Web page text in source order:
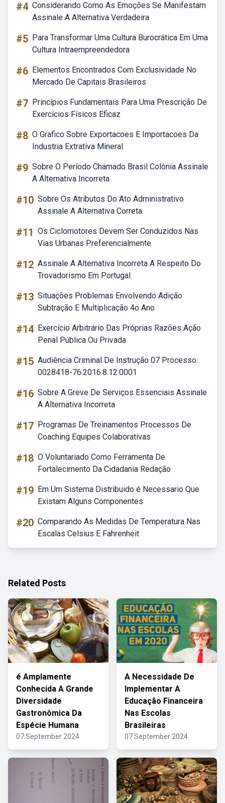
#4 Considerando Como As Emoções Se Manifestam
Assinale A Alternativa Verdadeira
#5 Para Transformar Uma Cultura Burocrática Em Uma
Cultura Intraempreendedora
#6 Elementos Encontrados Com Exclusividade No
Mercado De Capitais Brasileiros
#7 Princípios Fundamentais Para Uma Prescrição De
Exercícios Físicos Eficaz
#8 O Grafico Sobre Exportacoes E Importacoes Da
Industria Extrativa Mineral
#9 Sobre O Período Chamado Brasil Colônia Assinale
A Alternativa Incorreta
#10 Sobre Os Atributos Do Ato Administrativo
Assinale A Alternativa Correta
#11 Os Ciclomotores Devem Ser Conduzidos Nas
Vias Urbanas Preferencialmente
#12 Assinale A Alternativa Incorreta A Respeito Do
Trovadorismo Em Portugal
#13 Situações Problemas Envolvendo Adição
Subtração E Multiplicação 4o Ano
#14 Exercício Arbitrário Das Próprias Razões Ação
Penal Pública Ou Privada
#15 Audiência Criminal De Instrução 07 Processo:
0028418-76.2016.8.12.0001
#16 Sobre A Greve De Serviços Essenciais Assinale
A Alternativa Incorreta
#17 Programas De Treinamentos Processos De
Coaching Equipes Colaborativas
#18 O Voluntariado Como Ferramenta De
Fortalecimento Da Cidadania Redação
#19 Em Um Sistema Distribuido é Necessario Que
Existam Alguns Componentes
#20 Comparando As Medidas De Temperatura Nas
Escalas Celsius E Fahrenheit
Related Posts
é Amplamente
Conhecida A Grande
Diversidade
Gastronômica Da
Espécie Humana
07 September 2024
A Necessidade De
Implementar A
Educação Financeira
Nas Escolas
Brasileiras
07 September 2024